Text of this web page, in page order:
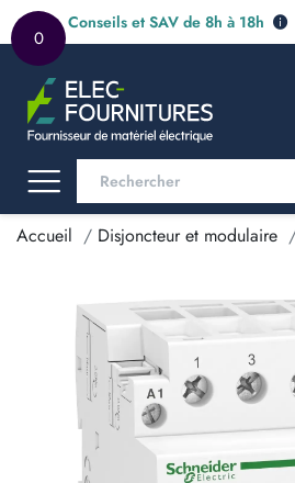
0
Conseils et SAV de 8h à 18h
Accueil Disjoncteur et modulaire